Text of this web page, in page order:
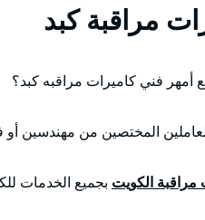
مراقبة كبد
أمهر فني كاميرات مراقبه كبد؟
المختصين من مهندسين
الكويت بجميع الخدمات